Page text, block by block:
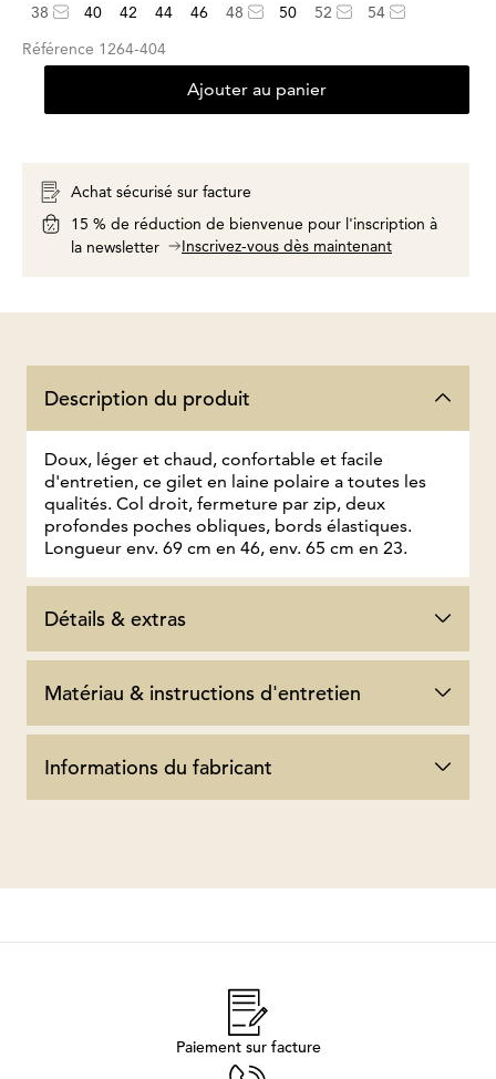
38 40 42 44 46 48 50 52
54
Référence 1264-404
Ajouter au panier
Achat sécurisé sur facture
15 % de réduction de bienvenue pour l'inscription à
la newsletter
Inscrivez-vous dès maintenant
Description du produit
Doux, léger et chaud, confortable et facile
d'entretien, ce gilet en laine polaire a toutes les
qualités. Col droit, fermeture par zip, deux
profondes poches obliques, bords élastiques.
Longueur env. 69 cm en 46, env. 65 cm en 23.
Détails & extras
Matériau & instructions d'entretien
Informations du fabricant
Paiement sur facture